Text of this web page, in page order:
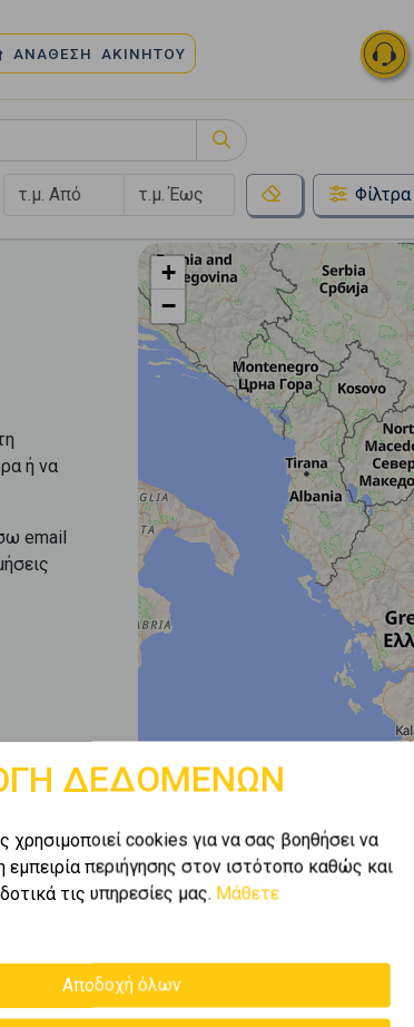
ΑΝΑΘΕΣΗ ΑΚΙΝΗΤΟΥ
Φίλτρα
ή να
email
+
−
ΔΕΔΟΜΕΝΩΝ
χρησιμοποιεί cookies για να σας βοηθήσει να
εμπειρία περιήγησης στον ιστότοπο καθώς και
τις υπηρεσίες μας. Μάθετε
Αποδοχή όλων